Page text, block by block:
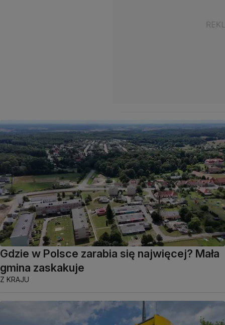
Gdzie w Polsce zarabia się najwięcej? Mała
gmina zaskakuje
Z KRAJU